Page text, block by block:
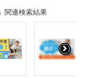
関連検索結果